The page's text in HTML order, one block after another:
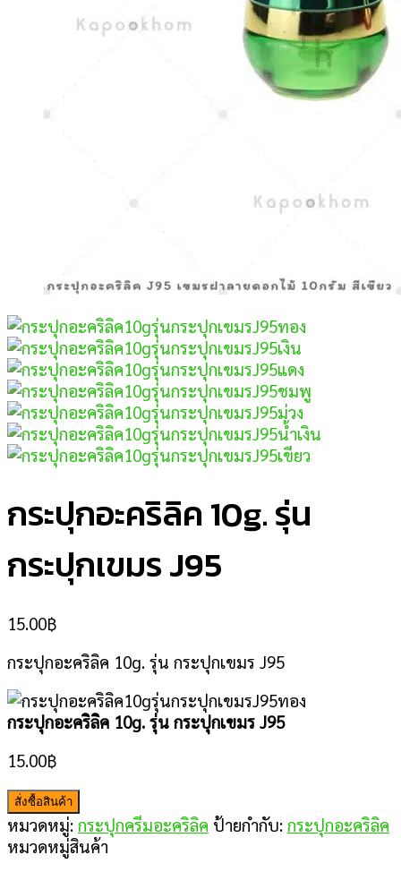
กระปุกอะคริลิค 10g. รุ่น
กระปุกเขมร J95
15.00฿
กระปุกอะคริลิค 10g. รุ่น กระปุกเขมร J95
กระปุกอะคริลิค 10g. รุ่น กระปุกเขมร J95
15.00฿
สั่งซื้อสินค้า
หมวดหมู่: กระปุกครีมอะคริลิค ป้ายกำกับ: กระปุกอะคริลิค
หมวดหมู่สินค้า